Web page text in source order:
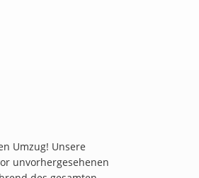
Umzug! Unsere
unvorhergesehenen